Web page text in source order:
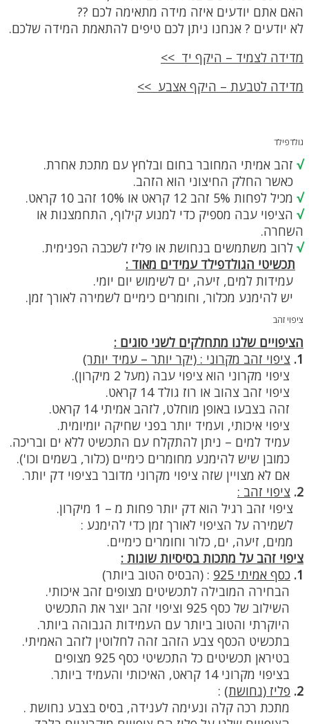
ניתן
לבחור
את
בעמוד
המוצר
האם אתם יודעים איזה מידה מתאימה לכם ??
לא יודעים ? אנחנו ניתן לכם טיפים להתאמת המידה שלכם.
מדידה לצמיד – היקף יד >>
מדידה לטבעת – היקף אצבע >>
גולדפילד
√ זהב אמיתי המחובר בחום ובלחץ עם מתכת אחרת.
כאשר החלק החיצוני הוא הזהב.
√ מכיל לפחות 5% זהב 12 קראט או 10% זהב 10 קראט.
√ הציפוי עבה מספיק כדי למנוע קילוף, התחמצנות או
השחרה.
√ לרוב משתמשים בנחושת או פליז לשכבה הפנימית.
תכשיטי הגולדפילד עמידים מאוד :
עמידות למים, זיעה, ים לשימוש יום יומי.
יש להימנע מכלור, וחומרים כימיים לשמירה לאורך זמן.
ציפוי זהב
הציפויים שלנו מתחלקים לשני סוגים :
1. ציפוי זהב מקרוני : (יקר יותר – עמיד יותר)
ציפוי מקרוני הוא ציפוי עבה (מעל 2 מיקרון).
ציפוי זהב צהוב או רוז גולד 14 קראט.
זהה בצבעו באופן מוחלט, לזהב אמיתי 14 קראט.
ציפוי איכותי, ועמיד יותר בפני שחיקה יומיומית.
עמיד למים – ניתן להתקלח עם התכשיט ללא ים ובריכה.
כמובן שיש להימנע מחומרים כימיים (כלור, בשמים וכו').
אם לא מצויין שזה ציפוי מקרוני מדובר בציפוי דק יותר.
2. ציפוי זהב :
ציפוי זהב רגיל הוא דק יותר פחות מ – 1 מיקרון.
לשמירה על הציפוי לאורך זמן כדי להימנע :
ממים, זיעה, ים, כלור וחומרים כימיים.
ציפוי זהב על מתכות בסיסיות שונות :
1. כסף אמיתי 925 : (הבסיס הטוב ביותר)
הבחירה המובילה לתכשיטים מצופים זהב איכותי.
השילוב של כסף 925 וציפוי זהב יוצר את התכשיט
היוקרתי והטוב ביותר עם העמידות הגבוהה ביותר.
בתכשיט הכסף צבע הזהב זהה לחלוטין לזהב האמיתי.
בטיראן תכשיטים כל התכשיטי כסף 925 מצופים
בציפוי מקרוני 14 קראט, האיכותי והעמיד ביותר.
2. פליז (נחושת) :
מתכת רכה קלה ונעימה לענידה, בסיס בצבע נחושת .